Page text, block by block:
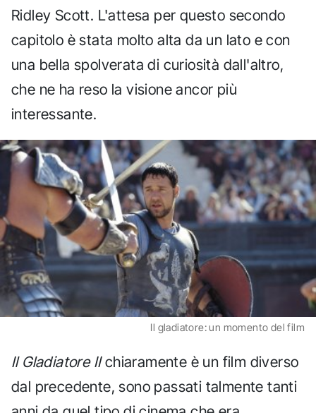
Ridley Scott. L'attesa per questo secondo
capitolo è stata molto alta da un lato e con
una bella spolverata di curiosità dall'altro,
che ne ha reso la visione ancor più
interessante.
Il gladiatore: un momento del film
Il Gladiatore IIchiaramente è un film diverso
dal precedente, sono passati talmente tanti